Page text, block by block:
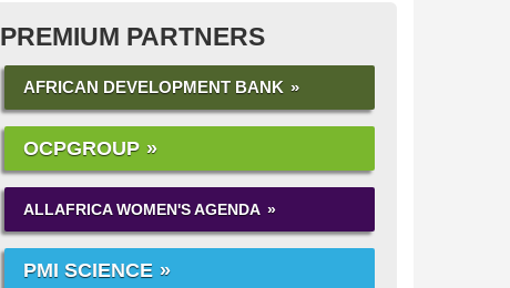
PREMIUM PARTNERS
AFRICAN DEVELOPMENT BANK
OCPGROUP
ALLAFRICA WOMEN'S AGENDA
PMI SCIENCE